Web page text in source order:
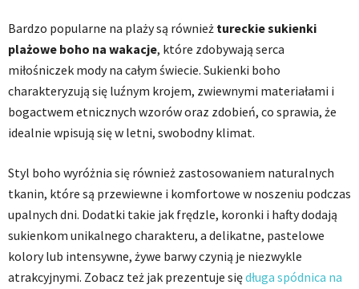
Bardzo popularne na plaży są również tureckie sukienki
plażowe boho na wakacje, które zdobywają serca
miłośniczek mody na całym świecie. Sukienki boho
charakteryzują się luźnym krojem, zwiewnymi materiałami i
bogactwem etnicznych wzorów oraz zdobień, co sprawia, że
idealnie wpisują się w letni, swobodny klimat.
Styl boho wyróżnia się również zastosowaniem naturalnych
tkanin, które są przewiewne i komfortowe w noszeniu podczas
upalnych dni. Dodatki takie jak frędzle, koronki i hafty dodają
sukienkom unikalnego charakteru, a delikatne, pastelowe
kolory lub intensywne, żywe barwy czynią je niezwykle
atrakcyjnymi. Zobacz też jak prezentuje siędługa spódnica na